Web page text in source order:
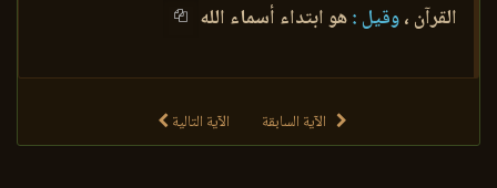
القرآن ،وقيل :هو ابتداء أسماء الله
الآية السابقة الآية التالية